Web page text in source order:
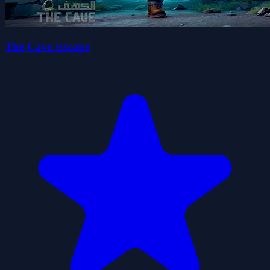
The Cave Escape